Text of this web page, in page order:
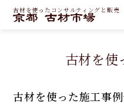
古材を使ったコンサルティングと販売
古材を使
古材を使った施工事